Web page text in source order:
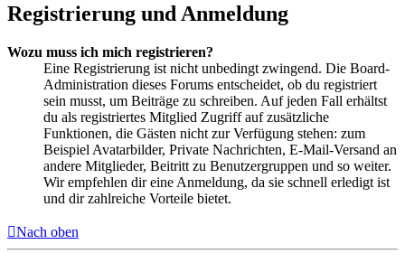
Registrierung und Anmeldung
Wozu muss ich mich registrieren?
Eine Registrierung ist nicht unbedingt zwingend. Die Board-
Administration dieses Forums entscheidet, ob du registriert
sein musst, um Beiträge zu schreiben. Auf jeden Fall erhältst
du als registriertes Mitglied Zugriff auf zusätzliche
Funktionen, die Gästen nicht zur Verfügung stehen: zum
Beispiel Avatarbilder, Private Nachrichten, E-Mail-Versand an
andere Mitglieder, Beitritt zu Benutzergruppen und so weiter.
Wir empfehlen dir eine Anmeldung, da sie schnell erledigt ist
und dir zahlreiche Vorteile bietet.
Nach oben